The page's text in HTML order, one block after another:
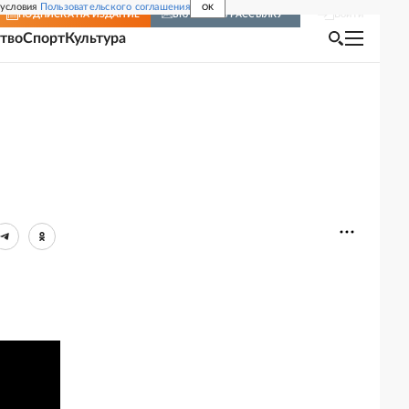
Пользовательского соглашения OK
ПОДПИСКА НА ИЗДАНИЕ ВКЛЮЧИТЬ РАССЫЛКУ
СпортКультура